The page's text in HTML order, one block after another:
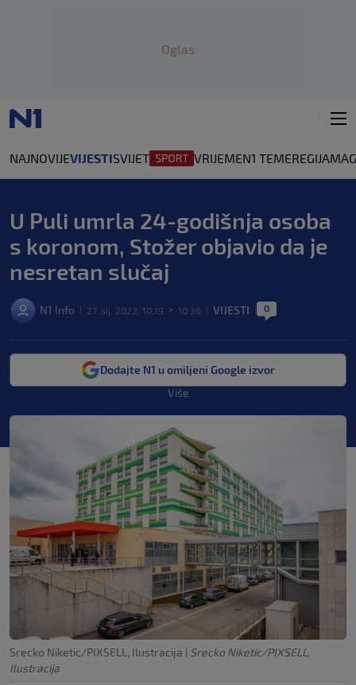
Oglas
NAJNOVIJEVIJESTISVIJET VRIJEMEN1 TEMEREGIJA
Crna KronikaEkonomija
U Puli umrla 24-godišnja osoba
s koronom, Stožer objavio da je
nesretan slučaj
N1 Info 27. sij. 2022. 10:19 > 10:36 VIJESTI 0
Dodajte N1 u omiljeni Google izvor
Više
Srecko Niketic/PIXSELL, Ilustracija | Srecko Niketic/PIXSELL,
Ilustracija